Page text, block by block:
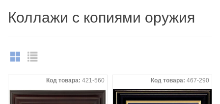
Коллажи с копиями оружия
Код товара: 421-560 Код товара: 467-290